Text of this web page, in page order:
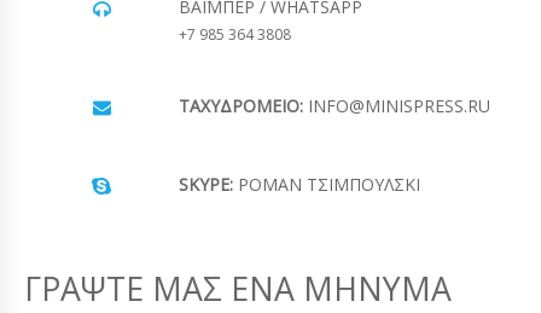
ΒΆΙΜΠΕΡ / WHATSAPP
+7 985 364 3808
ΤΑΧΥΔΡΟΜΕΊΟ: INFO@MINISPRESS.RU
SKYPE: ΡΟΜΆΝ ΤΣΙΜΠΟΎΛΣΚΙ
ΓΡΆΨΤΕ ΜΑΣ ΈΝΑ ΜΉΝΥΜΑ